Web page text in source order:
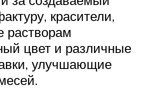
красители,
цвет и различные
улучшающие